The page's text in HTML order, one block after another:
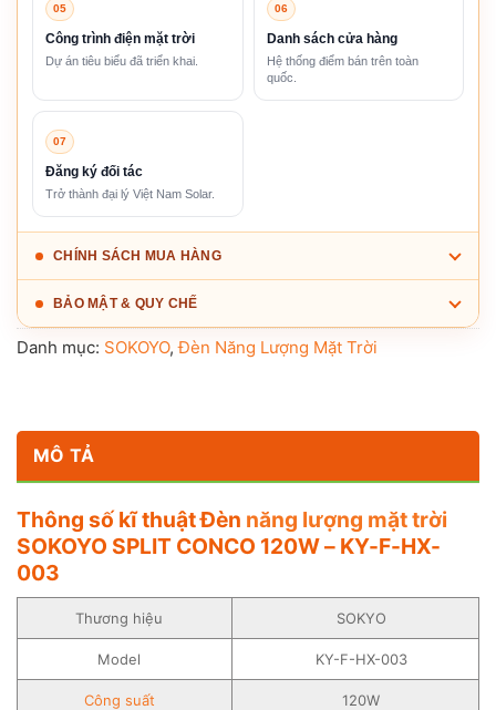
05
Công trình điện mặt trời
Dự án tiêu biểu đã triển khai.
06
Danh sách cửa hàng
Hệ thống điểm bán trên toàn
quốc.
07
Đăng ký đối tác
Trở thành đại lý Việt Nam Solar.
CHÍNH SÁCH MUA HÀNG
BẢO MẬT & QUY CHẾ
Danh mục: SOKOYO,Đèn Năng Lượng Mặt Trời
MÔ TẢ
Thông số kĩ thuật Đèn năng lượng mặt trời
SOKOYO SPLIT CONCO 120W – KY-F-HX-
003
Thương hiệu SOKYO
Model KY-F-HX-003
Công suất 120W